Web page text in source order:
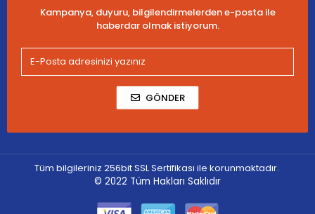
Kampanya, duyuru, bilgilendirmelerden e-posta ile
haberdar olmak istiyorum.
GÖNDER
Tüm bilgileriniz 256bit SSL Sertifikası ile korunmaktadır.
© 2022 Tüm Hakları Saklıdır